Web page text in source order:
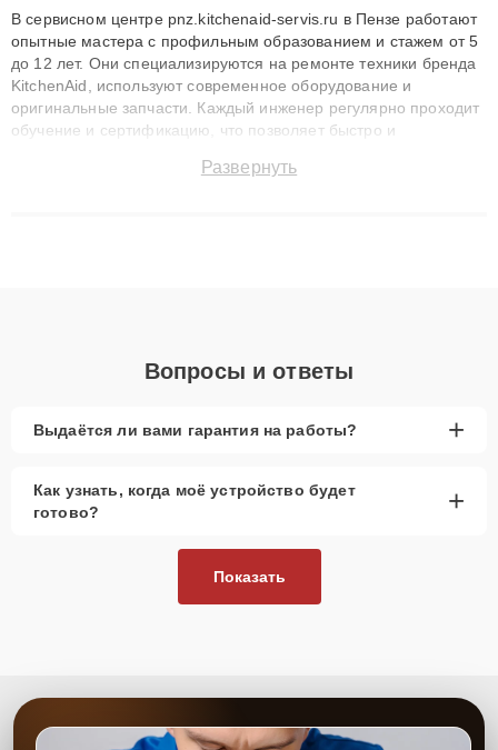
В сервисном центре pnz.kitchenaid-servis.ru в Пензе работают
опытные мастера с профильным образованием и стажем от 5
до 12 лет. Они специализируются на ремонте техники бренда
KitchenAid, используют современное оборудование и
оригинальные запчасти. Каждый инженер регулярно проходит
обучение и сертификацию, что позволяет быстро и
сохранением гарантии до 3 лет. Наши мастера решают
Развернуть
Вопросы и ответы
Выдаётся ли вами гарантия на работы? +
Как узнать, когда моё устройство будет
готово?
+
Показать